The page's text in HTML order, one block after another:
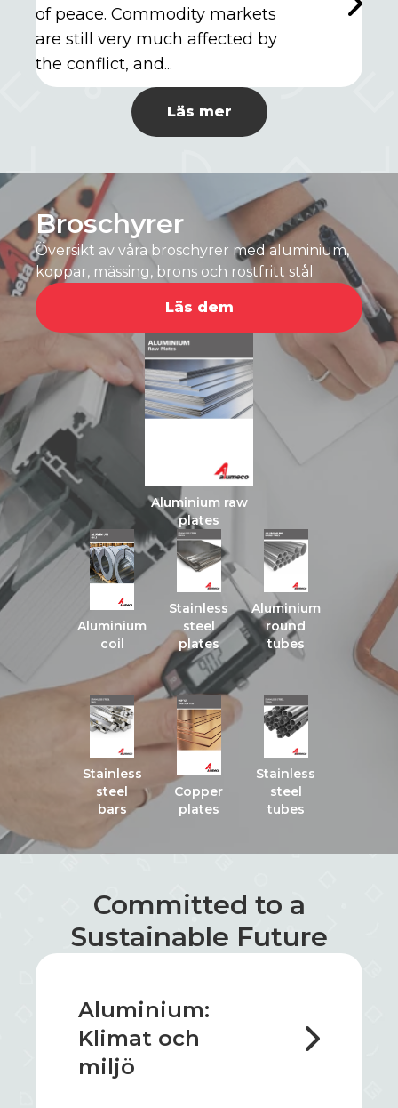
of peace. Commodity markets
are still very much affected by
the conflict, and...
Läs mer
Broschyrer
Översikt av våra broschyrer med aluminium,
koppar, mässing, brons och rostfritt stål
Läs dem
Aluminium raw
plates
Aluminium
coil
Stainless
steel
plates
Aluminium
round
tubes
Stainless
steel
bars
Copper
plates
Stainless
steel
tubes
Committed to a
Sustainable Future
Aluminium:
Klimat och
miljö